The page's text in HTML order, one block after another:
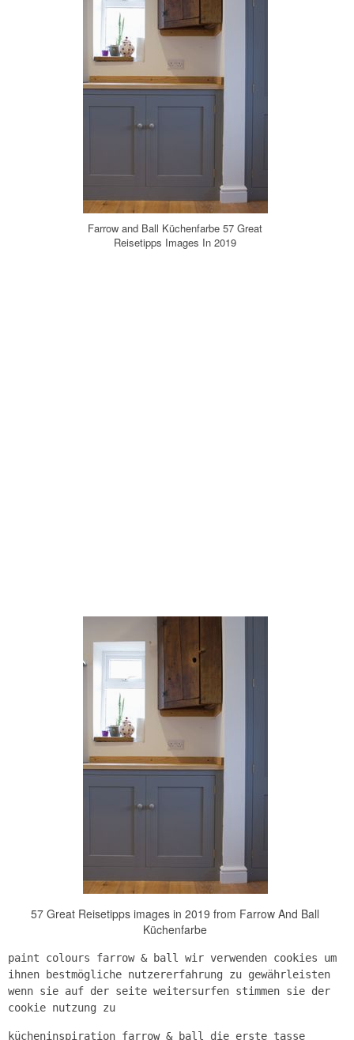
Farrow and Ball Küchenfarbe 57 Great
Reisetipps Images In 2019
57 Great Reisetipps images in 2019 from Farrow And Ball
Küchenfarbe
paint colours farrow & ball wir verwenden cookies um
ihnen bestmögliche nutzererfahrung zu gewährleisten
wenn sie auf der seite weitersurfen stimmen sie der
cookie nutzung zu
kücheninspiration farrow & ball die erste tasse